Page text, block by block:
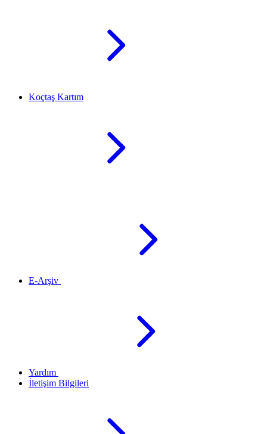
Koçtaş Kartım
E-Arşiv
Yardım
İletişim Bilgileri